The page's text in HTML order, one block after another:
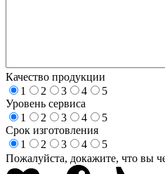
Качество продукции
1
2 3 4
5
Уровень сервиса
1
2 3 4
5
Срок изготовления
1
2 3 4
5
Пожалуйста, докажите, что вы